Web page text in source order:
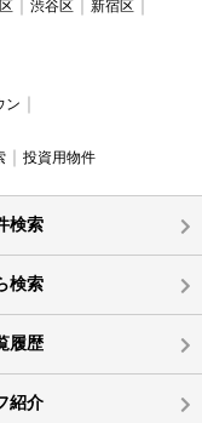
渋谷区
新宿区
ン
投資用物件
検索
検索
履歴
紹介